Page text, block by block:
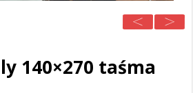
140×270 taśma